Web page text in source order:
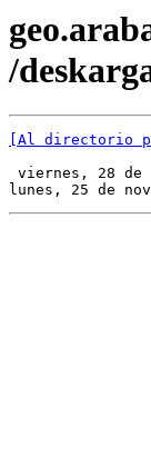
/
[Al directorio
viernes, 28
lunes, 25 de